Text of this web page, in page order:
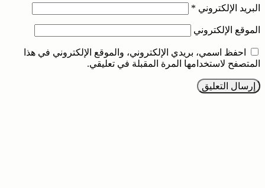
البريد الإلكتروني *
الموقع الإلكتروني
احفظ اسمي، بريدي الإلكتروني، والموقع الإلكتروني في هذا
المتصفح لاستخدامها المرة المقبلة في تعليقي.